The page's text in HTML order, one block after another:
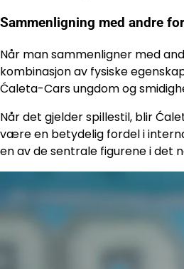
Sammenligning med andre
Når man sammenligner med
kombinasjon av fysiske
Ćaleta-Cars ungdom og
Når det gjelder spillestil, blir
være en betydelig fordel i
en av de sentrale figurene i det